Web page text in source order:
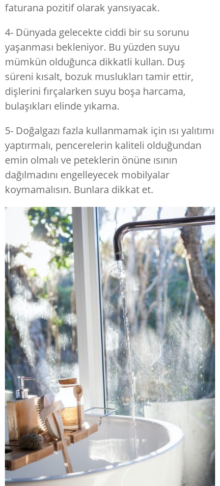
faturana pozitif olarak yansıyacak.
4- Dünyada gelecekte ciddi bir su sorunu
yaşanması bekleniyor. Bu yüzden suyu
mümkün olduğunca dikkatli kullan. Duş
süreni kısalt, bozuk muslukları tamir ettir,
dişlerini fırçalarken suyu boşa harcama,
bulaşıkları elinde yıkama.
5- Doğalgazı fazla kullanmamak için ısı yalıtımı
yaptırmalı, pencerelerin kaliteli olduğundan
emin olmalı ve peteklerin önüne ısının
dağılmadını engelleyecek mobilyalar
koymamalısın. Bunlara dikkat et.